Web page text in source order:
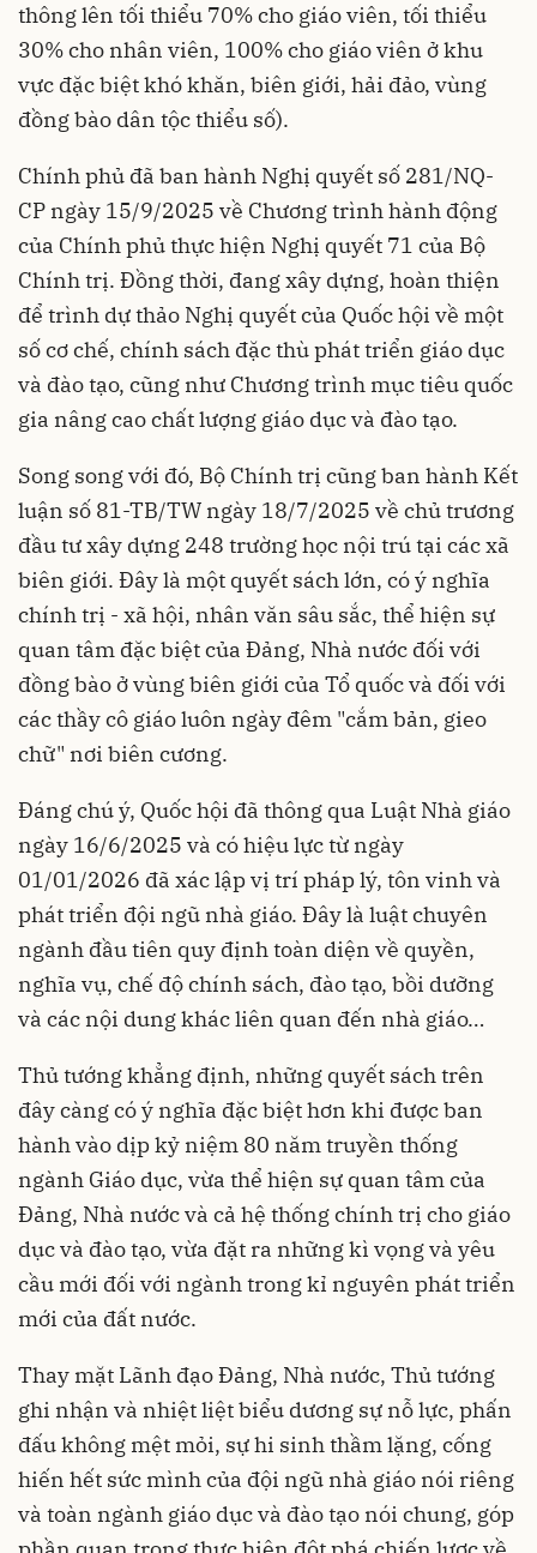
thông lên tối thiểu 70% cho giáo viên, tối thiểu
30% cho nhân viên, 100% cho giáo viên ở khu
vực đặc biệt khó khăn, biên giới, hải đảo, vùng
đồng bào dân tộc thiểu số).
Chính phủ đã ban hành Nghị quyết số 281/NQ-
CP ngày 15/9/2025 về Chương trình hành động
của Chính phủ thực hiện Nghị quyết 71 của Bộ
Chính trị. Đồng thời, đang xây dựng, hoàn thiện
để trình dự thảo Nghị quyết của Quốc hội về một
số cơ chế, chính sách đặc thù phát triển giáo dục
và đào tạo, cũng như Chương trình mục tiêu quốc
gia nâng cao chất lượng giáo dục và đào tạo.
Song song với đó, Bộ Chính trị cũng ban hành Kết
luận số 81-TB/TW ngày 18/7/2025 về chủ trương
đầu tư xây dựng 248 trường học nội trú tại các xã
biên giới. Đây là một quyết sách lớn, có ý nghĩa
chính trị - xã hội, nhân văn sâu sắc, thể hiện sự
quan tâm đặc biệt của Đảng, Nhà nước đối với
đồng bào ở vùng biên giới của Tổ quốc và đối với
các thầy cô giáo luôn ngày đêm "cắm bản, gieo
chữ" nơi biên cương.
Đáng chú ý, Quốc hội đã thông qua Luật Nhà giáo
ngày 16/6/2025 và có hiệu lực từ ngày
01/01/2026 đã xác lập vị trí pháp lý, tôn vinh và
phát triển đội ngũ nhà giáo. Đây là luật chuyên
ngành đầu tiên quy định toàn diện về quyền,
nghĩa vụ, chế độ chính sách, đào tạo, bồi dưỡng
và các nội dung khác liên quan đến nhà giáo…
Thủ tướng khẳng định, những quyết sách trên
đây càng có ý nghĩa đặc biệt hơn khi được ban
hành vào dịp kỷ niệm 80 năm truyền thống
ngành Giáo dục, vừa thể hiện sự quan tâm của
Đảng, Nhà nước và cả hệ thống chính trị cho giáo
dục và đào tạo, vừa đặt ra những kì vọng và yêu
cầu mới đối với ngành trong kỉ nguyên phát triển
mới của đất nước.
Thay mặt Lãnh đạo Đảng, Nhà nước, Thủ tướng
ghi nhận và nhiệt liệt biểu dương sự nỗ lực, phấn
đấu không mệt mỏi, sự hi sinh thầm lặng, cống
hiến hết sức mình của đội ngũ nhà giáo nói riêng
và toàn ngành giáo dục và đào tạo nói chung, góp